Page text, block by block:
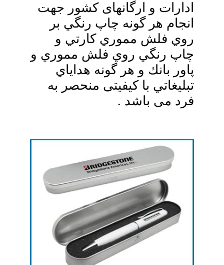
ادارات و ارگانهای کشور جهت
انجام هر گونه چاپ رنگي بر
روي فلش مموري كارتي و
چاپ رنگي روي فلش مموري و
پاور بانك و هر گونه هداياي
تبليغاتي با کیفیتی منحصر به
فرد می باشد .